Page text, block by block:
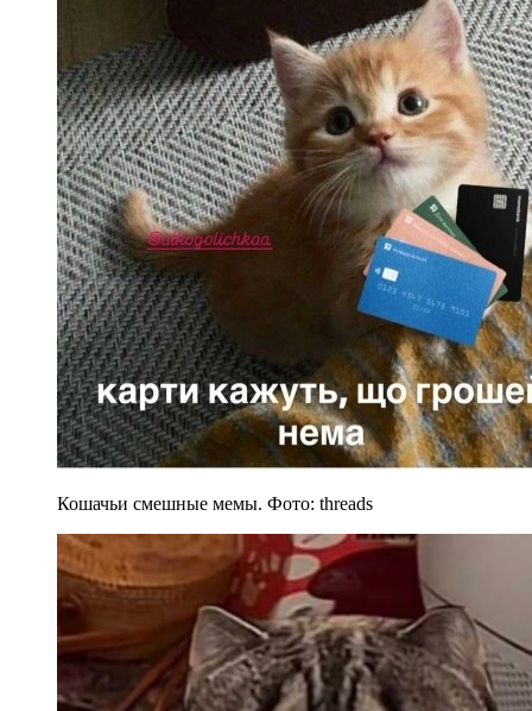
Кошачьи смешные мемы. Фото: threads